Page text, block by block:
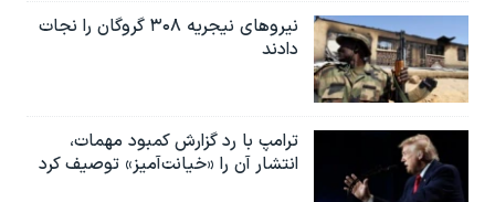
نیروهای نیجریه‌ ۳۰۸ گروگان را نجات
دادند
ترامپ با رد گزارش کمبود مهمات،
انتشار آن را «خیانت‌آمیز» توصیف کرد